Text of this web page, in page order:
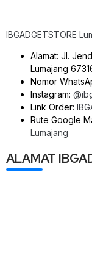
IBGADGETSTORE
Alamat: Jl.
Lumajang
Nomor
Instagram:
Link Order:
Rute Google
Lumajang
ALAMAT